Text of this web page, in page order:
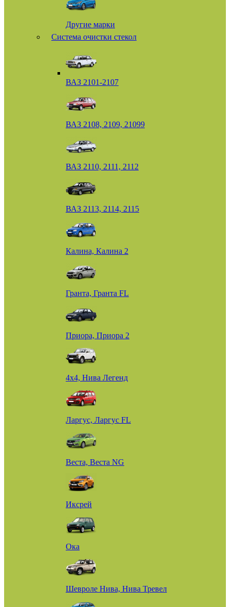
Другие марки
Система очистки стекол
ВАЗ 2101-2107
ВАЗ 2108, 2109, 21099
ВАЗ 2110, 2111, 2112
ВАЗ 2113, 2114, 2115
Калина, Калина 2
Гранта, Гранта FL
Приора, Приора 2
4х4, Нива Легенд
Ларгус, Ларгус FL
Веста, Веста NG
Иксрей
Ока
Шевроле Нива, Нива Тревел